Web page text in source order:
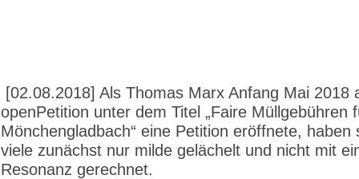
[02.08.2018] Als Thomas Marx Anfang Mai 2018
openPetition unter dem Titel „Faire Müllgebühren
Mönchengladbach“ eine Petition eröffnete, haben
viele zunächst nur milde gelächelt und nicht mit
Resonanz gerechnet.